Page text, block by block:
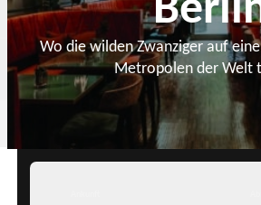
Wo die wilden Zwanziger auf
Metropolen der Welt
Mo. 10 Aug.
Zimmer / Gäste
1 Zimmer,2 Gäste